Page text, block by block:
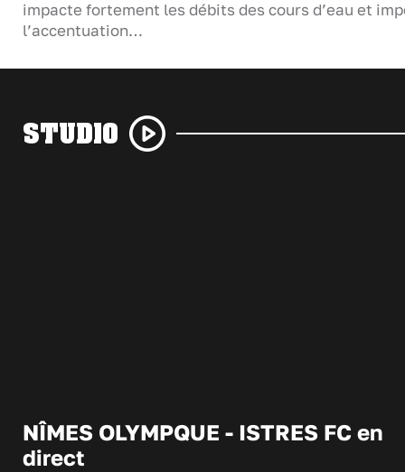
impacte fortement les débits des cours d’eau et
l’accentuation…
STUDIO
NÎMES OLYMPQUE - ISTRES FC en
direct